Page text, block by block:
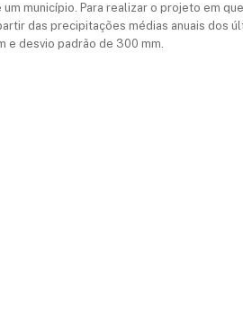
município. Para realizar o projeto em
das precipitações médias anuais dos
e desvio padrão de 300 mm.